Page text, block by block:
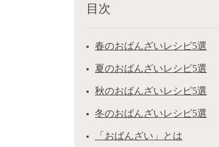
目次
春のおばんざいレシピ5選
夏のおばんざいレシピ5選
秋のおばんざいレシピ5選
冬のおばんざいレシピ5選
「おばんざい」とは